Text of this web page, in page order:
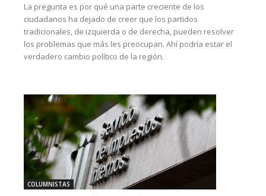
La pregunta es por qué una parte creciente de los
ciudadanos ha dejado de creer que los partidos
tradicionales, de izquierda o de derecha, pueden resolver
los problemas que más les preocupan. Ahí podría estar el
verdadero cambio político de la región.
COLUMNISTAS